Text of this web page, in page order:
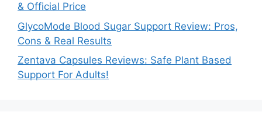
& Official Price
GlycoMode Blood Sugar Support Review: Pros,
Cons & Real Results
Zentava Capsules Reviews: Safe Plant Based
Support For Adults!